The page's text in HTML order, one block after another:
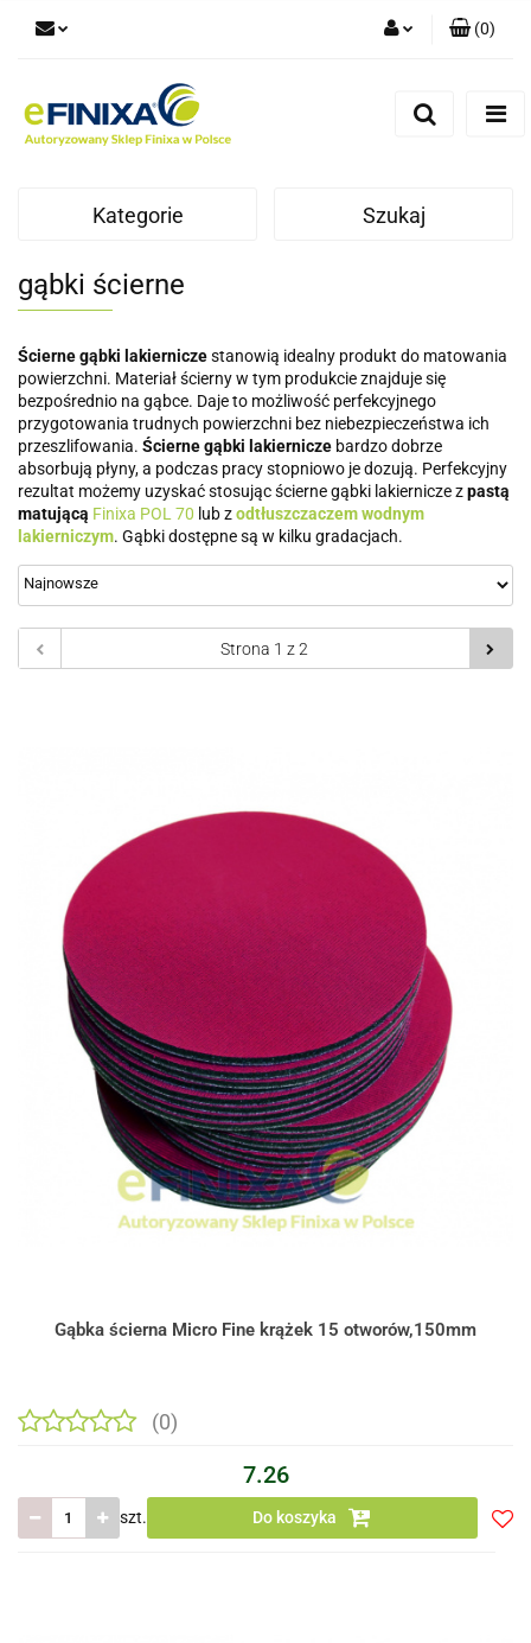
(0)
Kategorie Szukaj
gąbki ścierne
Ścierne gąbki lakierniczestanowią idealny produkt do matowania
powierzchni. Materiał ścierny w tym produkcie znajduje się
bezpośrednio na gąbce. Daje to możliwość perfekcyjnego
przygotowania trudnych powierzchni bez niebezpieczeństwa ich
przeszlifowania. Ścierne gąbki lakiernicze bardzo dobrze
absorbują płyny, a podczas pracy stopniowo je dozują. Perfekcyjny
rezultat możemy uzyskać stosując ścierne gąbki lakiernicze zpastą
matującą Finixa POL 70 lub zodtłuszczaczem wodnym
lakierniczym. Gąbki dostępne są w kilku gradacjach.
Gąbka ścierna Micro Fine krążek 15 otworów,150mm
(0)
7.26
szt. Do koszyka